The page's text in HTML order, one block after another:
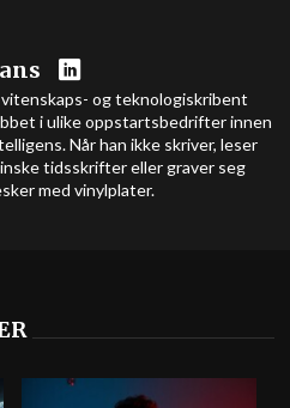
vitenskaps- og teknologiskribent
i ulike oppstartsbedrifter innen
Når han ikke skriver, leser
tidsskrifter eller graver seg
med vinylplater.